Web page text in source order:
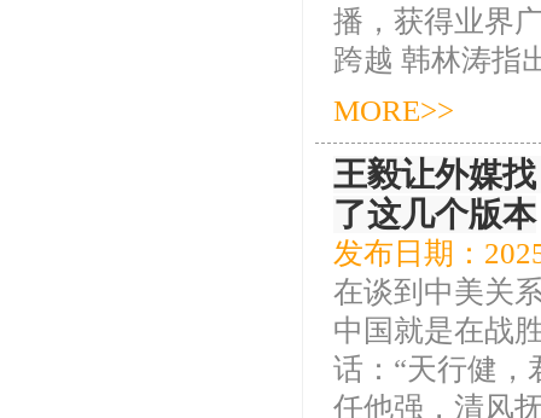
播，获得业界
跨越 韩林涛指
MORE>>
王毅让外媒找
了这几个版本
发布日期：
在谈到中美关
中国就是在战
话：“天行健，
任他强，清风